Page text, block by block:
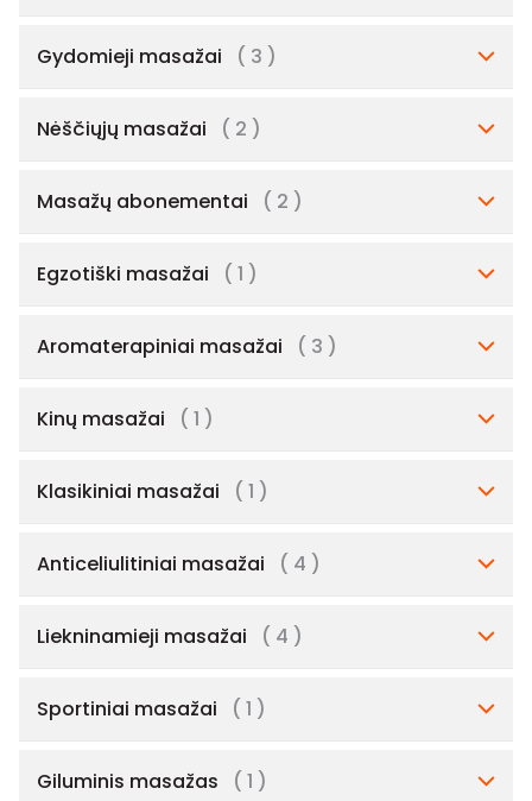
Gydomieji masažai ( 3 )
Nėščiųjų masažai ( 2 )
Masažų abonementai ( 2 )
Egzotiški masažai ( 1 )
Aromaterapiniai masažai ( 3 )
Kinų masažai ( 1 )
Klasikiniai masažai ( 1 )
Anticeliulitiniai masažai ( 4 )
Liekninamieji masažai ( 4 )
Sportiniai masažai ( 1 )
Giluminis masažas ( 1 )